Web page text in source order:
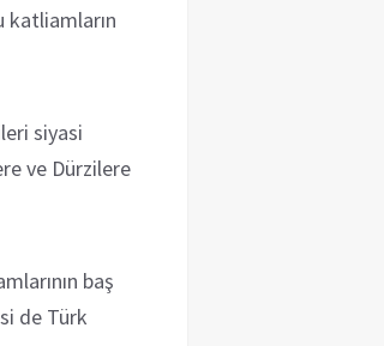
katliamların
siyasi
ve Dürzilere
baş
de Türk